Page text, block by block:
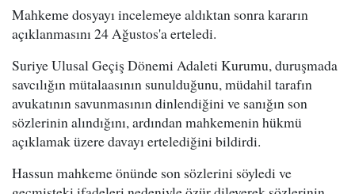
Mahkeme dosyayı incelemeye aldıktan sonra kararın
açıklanmasını 24 Ağustos'a erteledi.
Suriye Ulusal Geçiş Dönemi Adaleti Kurumu, duruşmada
savcılığın mütalaasının sunulduğunu, müdahil tarafın
avukatının savunmasının dinlendiğini ve sanığın son
sözlerinin alındığını, ardından mahkemenin hükmü
açıklamak üzere davayı ertelediğini bildirdi.
Hassun mahkeme önünde son sözlerini söyledi ve